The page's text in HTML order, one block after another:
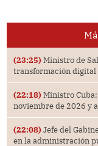
(23:25) Ministro de
transformación digital
(22:18) Ministro
noviembre de 2026 y
(22:08) Jefe del
en la administración